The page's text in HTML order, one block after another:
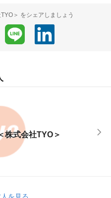
＞ をシェアしましょう
株式会社TYO＞